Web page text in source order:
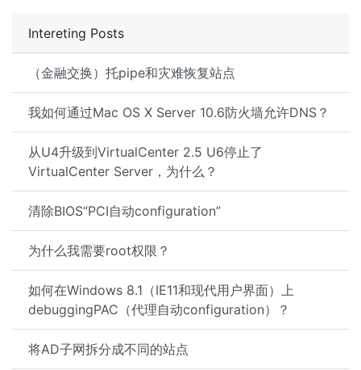
Intereting Posts
（金融交换）托pipe和灾难恢复站点
我如何通过Mac OS X Server 10.6防火墙允许DNS？
从U4升级到VirtualCenter 2.5 U6停止了
VirtualCenter Server，为什么？
清除BIOS“PCI自动configuration”
为什么我需要root权限？
如何在Windows 8.1（IE11和现代用户界面）上
debuggingPAC（代理自动configuration）？
将AD子网拆分成不同的站点